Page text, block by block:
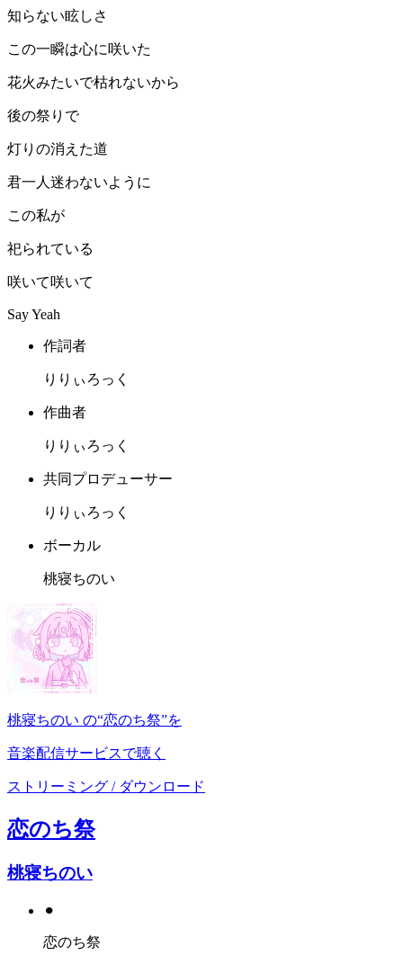
知らない眩しさ
この一瞬は心に咲いた
花火みたいで枯れないから
後の祭りで
灯りの消えた道
君一人迷わないように
この私が
祀られている
咲いて咲いて
Say Yeah
作詞者
りりぃろっく
作曲者
りりぃろっく
共同プロデューサー
りりぃろっく
ボーカル
桃寝ちのい
桃寝ちのい の“恋のち祭”を
音楽配信サービスで聴く
ストリーミング / ダウンロード
恋のち祭
桃寝ちのい
⚫︎
恋のち祭